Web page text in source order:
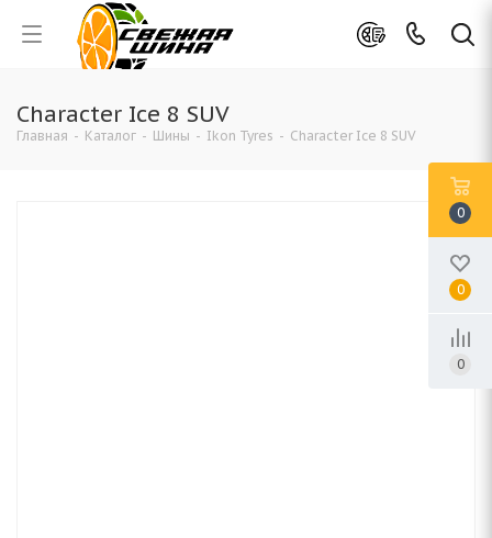
Character Ice 8 SUV
Главная - Каталог - Шины - Ikon Tyres - Character Ice 8 SUV
0
0
0